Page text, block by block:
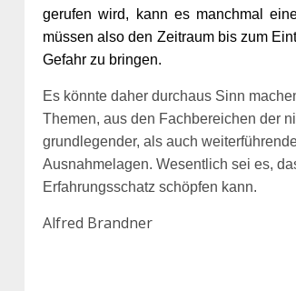
gerufen wird, kann es manchmal
müssen also den Zeitraum bis zum
Gefahr zu bringen.
Es könnte daher durchaus Sinn
Themen, aus den Fachbereichen der
grundlegender, als auch
Ausnahmelagen. Wesentlich sei es,
Erfahrungsschatz schöpfen kann.
Alfred Brandner